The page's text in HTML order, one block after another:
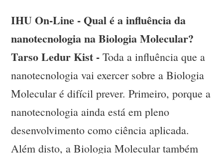
IHU On-Line - Qual é a influência da
nanotecnologia na Biologia Molecular?
Tarso Ledur Kist - Toda a influência que a
nanotecnologia vai exercer sobre a Biologia
Molecular é difícil prever. Primeiro, porque a
nanotecnologia ainda está em pleno
desenvolvimento como ciência aplicada.
Além disto, a Biologia Molecular também